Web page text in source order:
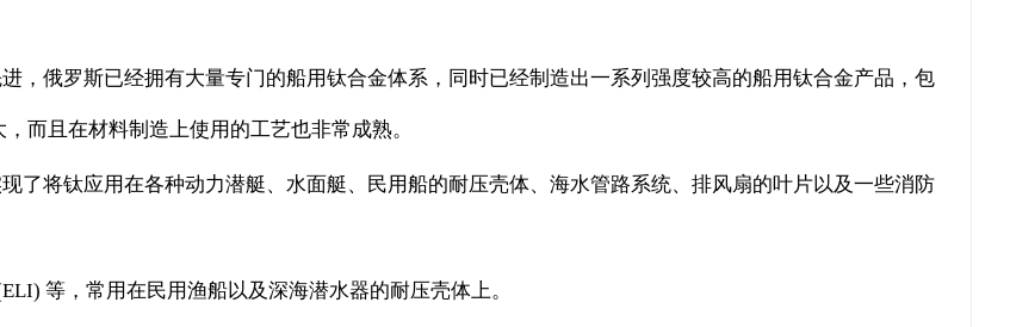
，俄罗斯已经拥有大量专门的船用钛合金体系，同时已经制造出一系列强度较高的船用钛合金产品，包
而且在材料制造上使用的工艺也非常成熟。
了将钛应用在各种动力潜艇、水面艇、民用船的耐压壳体、海水管路系统、排风扇的叶片以及一些消防
等，常用在民用渔船以及深海潜水器的耐压壳体上。